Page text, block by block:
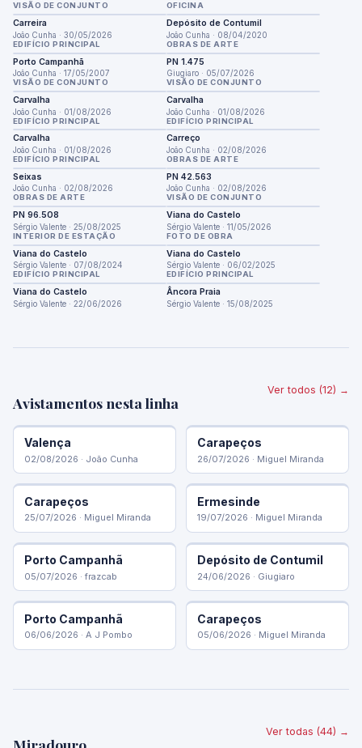
VISÃO DE CONJUNTO
Carreira
João Cunha · 30/05/2026
OFICINA
Depósito de Contumil
João Cunha · 08/04/2020
EDIFÍCIO PRINCIPAL
Porto Campanhã
João Cunha · 17/05/2007
OBRAS DE ARTE
PN 1.475
Giugiaro · 05/07/2026
VISÃO DE CONJUNTO
Carvalha
João Cunha · 01/08/2026
VISÃO DE CONJUNTO
Carvalha
João Cunha · 01/08/2026
EDIFÍCIO PRINCIPAL
Carvalha
João Cunha · 01/08/2026
EDIFÍCIO PRINCIPAL
Carreço
João Cunha · 02/08/2026
EDIFÍCIO PRINCIPAL
Seixas
João Cunha · 02/08/2026
OBRAS DE ARTE
PN 42.563
João Cunha · 02/08/2026
OBRAS DE ARTE
PN 96.508
Sérgio Valente · 25/08/2025
VISÃO DE CONJUNTO
Viana do Castelo
Sérgio Valente · 11/05/2026
INTERIOR DE ESTAÇÃO
Viana do Castelo
Sérgio Valente · 07/08/2024
FOTO DE OBRA
Viana do Castelo
Sérgio Valente · 06/02/2025
EDIFÍCIO PRINCIPAL
Viana do Castelo
Sérgio Valente · 22/06/2026
EDIFÍCIO PRINCIPAL
Âncora Praia
Sérgio Valente · 15/08/2025
Avistamentos nesta linha
Ver todos (12) →
Valença
02/08/2026 · João Cunha
Carapeços
26/07/2026 · Miguel Miranda
🚂 5619
Carapeços
25/07/2026 · Miguel Miranda
🚂 3410
Ermesinde
19/07/2026 · Miguel Miranda
🚂 2607
Porto Campanhã
05/07/2026 · frazcab
🚂 1438
Depósito de Contumil
24/06/2026 · Giugiaro
🚂 1429
Porto Campanhã
06/06/2026 · A J Pombo
🚂 4715
Carapeços
05/06/2026 · Miguel Miranda
Miradouro
Ver todas (44) →